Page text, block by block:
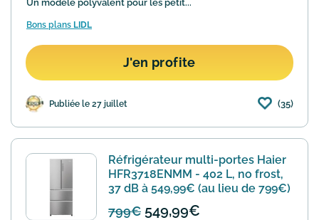
Un modèle polyvalent pour les petit...
Bons plans LIDL
J'en profite
Publiée le 27 juillet (35)
Réfrigérateur multi-portes Haier
HFR3718ENMM - 402 L, no frost,
37 dB à 549,99€ (au lieu de 799€)
799€ 549,99€